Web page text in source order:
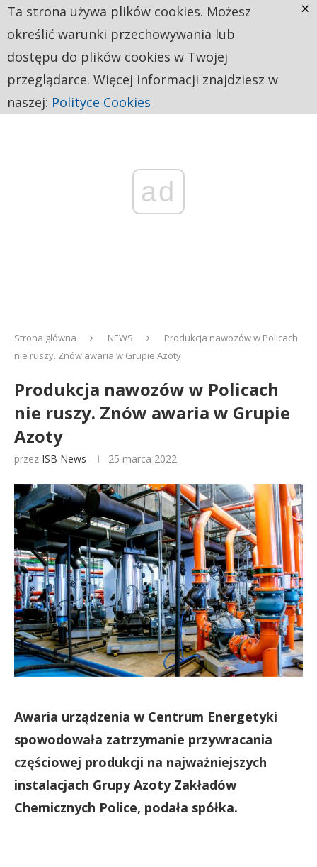
ad
Strona główna NEWS
Produkcja nawozów w Policach
nie ruszy. Znów awaria w Grupie Azoty
Produkcja nawozów w Policach
nie ruszy. Znów awaria w Grupie
Azoty
przez ISB News 25 marca 2022
Awaria urządzenia w Centrum Energetyki
spowodowała zatrzymanie przywracania
częściowej produkcji na najważniejszych
instalacjach Grupy Azoty Zakładów
Chemicznych Police, podała spółka.
Ta strona używa plików cookies. Możesz
określić warunki przechowywania lub
dostępu do plików cookies w Twojej
przeglądarce. Więcej informacji znajdziesz w
naszej: Polityce Cookies
×